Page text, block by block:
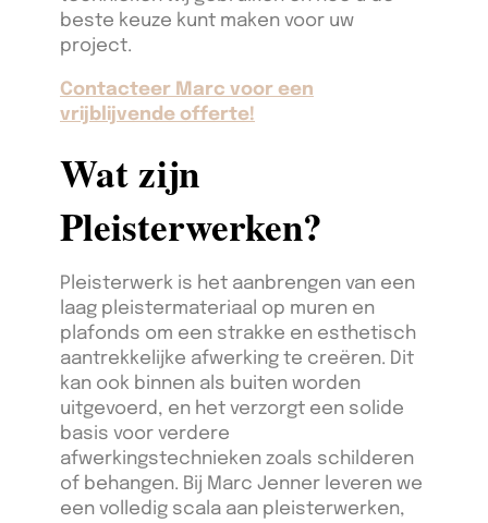
beste keuze kunt maken voor uw
project.
Contacteer Marc voor een
vrijblijvende offerte!
Wat zijn
Pleisterwerken?
Pleisterwerk is het aanbrengen van een
laag pleistermateriaal op muren en
plafonds om een strakke en esthetisch
aantrekkelijke afwerking te creëren. Dit
kan ook binnen als buiten worden
uitgevoerd, en het verzorgt een solide
basis voor verdere
afwerkingstechnieken zoals schilderen
of behangen. Bij Marc Jenner leveren we
een volledig scala aan pleisterwerken,